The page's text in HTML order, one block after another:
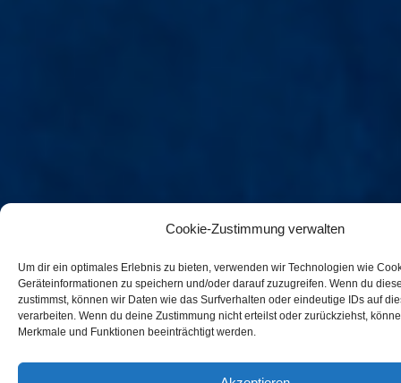
Cookie-Zustimmung verwalten
Um dir ein optimales Erlebnis zu bieten, verwenden wir Technologien wie
Geräteinformationen zu speichern und/oder darauf zuzugreifen. Wenn du
zustimmst, können wir Daten wie das Surfverhalten oder eindeutige IDs auf
verarbeiten. Wenn du deine Zustimmung nicht erteilst oder zurückziehst,
Merkmale und Funktionen beeinträchtigt werden.